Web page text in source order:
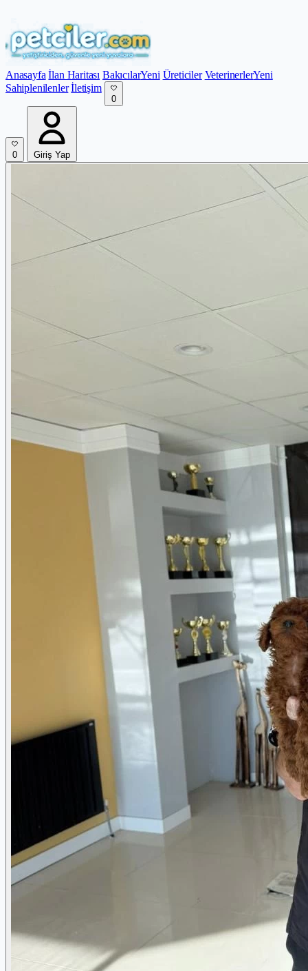
Anasayfa İlan Haritası BakıcılarYeni Üreticiler VeterinerlerYeni
Sahiplenilenler İletişim
0
0 Giriş Yap